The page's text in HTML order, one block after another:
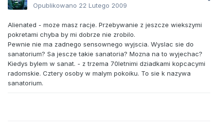
Opublikowano 22 Lutego 2009
Alienated - moze masz racje. Przebywanie z jeszcze wiekszymi
pokretami chyba by mi dobrze nie zrobilo.
Pewnie nie ma zadnego sensownego wyjscia. Wyslac sie do
sanatorium? Sa jescze takie sanatoria? Mozna na to wyjechac?
Kiedys bylem w sanat. - z trzema 70letnimi dziadkami kopcacymi
radomskie. Cztery osoby w malym pokoiku. To sie k nazywa
sanatorium.